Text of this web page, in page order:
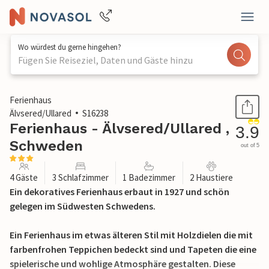
Wo würdest du gerne hingehen?
Fügen Sie Reiseziel, Daten und Gäste hinzu
1 / 20
Ferienhaus
Älvsered/Ullared
S16238
Ferienhaus - Älvsered/Ullared ,
Schweden
3.9
out of 5
4 Gäste 3 Schlafzimmer 1 Badezimmer 2 Haustiere
Ein dekoratives Ferienhaus erbaut in 1927 und schön
gelegen im Südwesten Schwedens.
Ein Ferienhaus im etwas älteren Stil mit Holzdielen die mit
farbenfrohen Teppichen bedeckt sind und Tapeten die eine
spielerische und wohlige Atmosphäre gestalten. Diese